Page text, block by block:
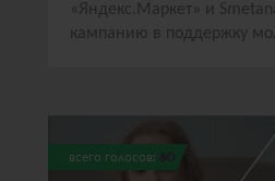
«Яндекс.Маркет» и
кампанию в поддержку
всего голосов: 80